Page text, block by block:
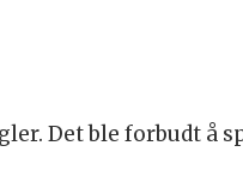
Det ble forbudt å